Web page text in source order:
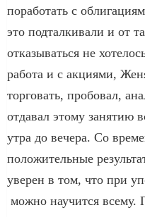
поработать с
это подталкивали и от
отказываться не
работа и с акциями,
торговать, пробовал,
отдавал этому занятию
утра до вечера. Со
положительные
уверен в том, что при
можно научится